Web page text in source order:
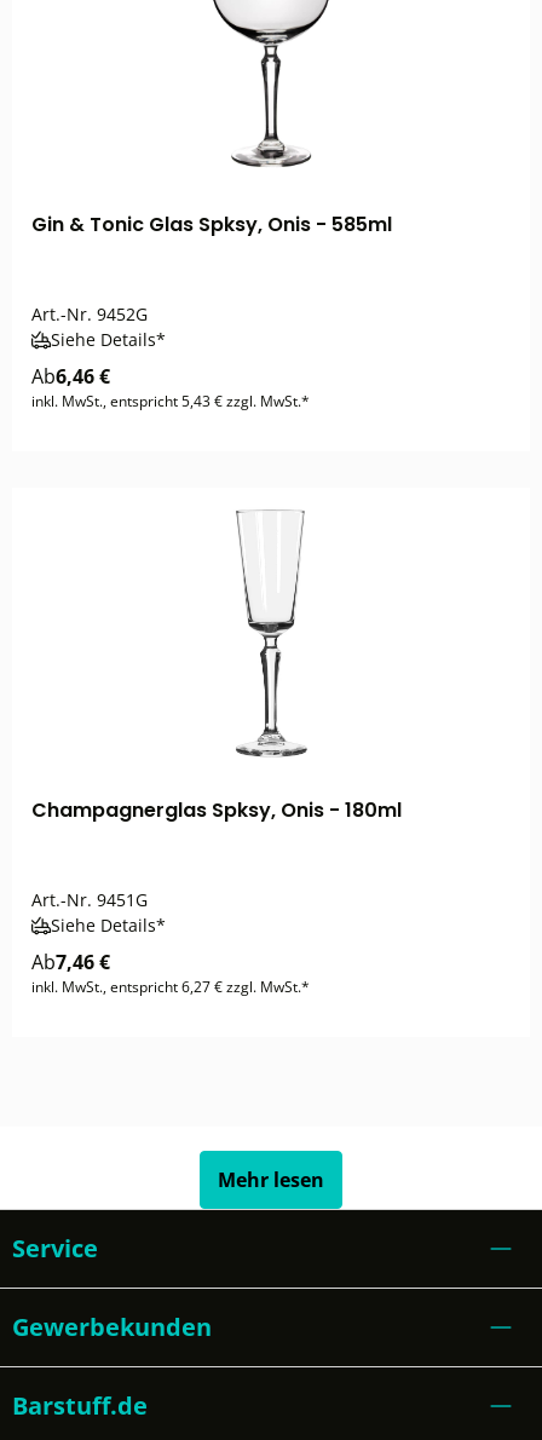
Gin & Tonic Glas Spksy, Onis - 585ml
Art.-Nr. 9452G
Siehe Details*
Ab6,46 €
inkl. MwSt., entspricht 5,43 € zzgl. MwSt.*
Champagnerglas Spksy, Onis - 180ml
Art.-Nr. 9451G
Siehe Details*
Ab7,46 €
inkl. MwSt., entspricht 6,27 € zzgl. MwSt.*
Mehr lesen
Service
Gewerbekunden
Barstuff.de